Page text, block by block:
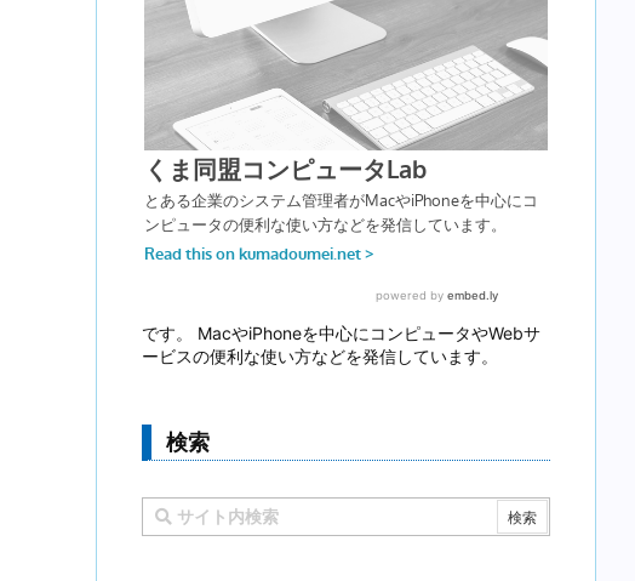
です。 MacやiPhoneを中心にコンピュータやWebサ
ービスの便利な使い方などを発信しています。
検索